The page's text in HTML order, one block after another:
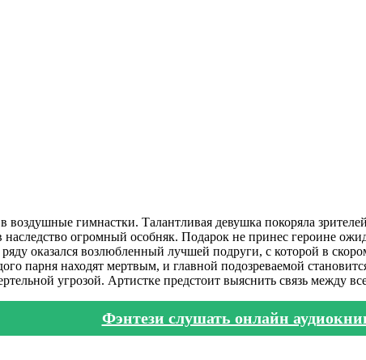
воздушные гимнастки. Талантливая девушка покоряла
огромный особняк. Подарок не принес героине
оказался возлюбленный лучшей подруги, с которой в
парня находят мертвым, и главной подозреваемой
угрозой. Артистке предстоит выяснить связь между
Фэнтези слушать онлайн